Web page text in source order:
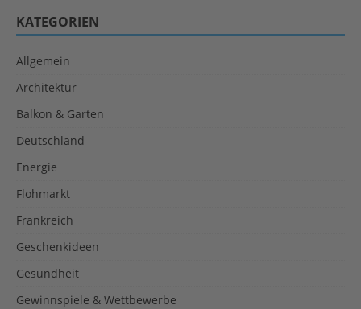
KATEGORIEN
Allgemein
Architektur
Balkon & Garten
Deutschland
Energie
Flohmarkt
Frankreich
Geschenkideen
Gesundheit
Gewinnspiele & Wettbewerbe